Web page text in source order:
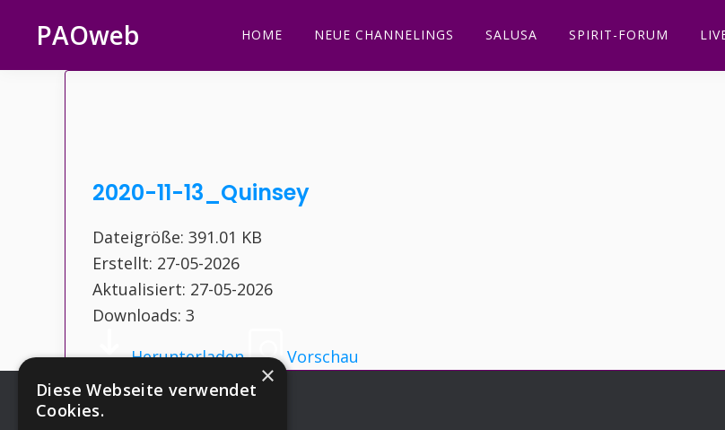
Hauptnavigation
springen
Inhalt
springen
Seitenspalte
springen
Fußzeile
springen
PAOweb HOME NEUE CHANNELINGS SALUSA SPIRIT-FORUM
2020-11-13_Quinsey
Dateigröße: 391.01 KB
Erstellt: 27-05-2026
Aktualisiert: 27-05-2026
Downloads: 3
Herunterladen
Vorschau
×
Diese Webseite verwendet
Cookies.